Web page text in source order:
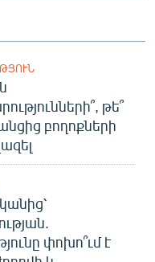
թե՞
բողոքների
փոխո՞ւմ է